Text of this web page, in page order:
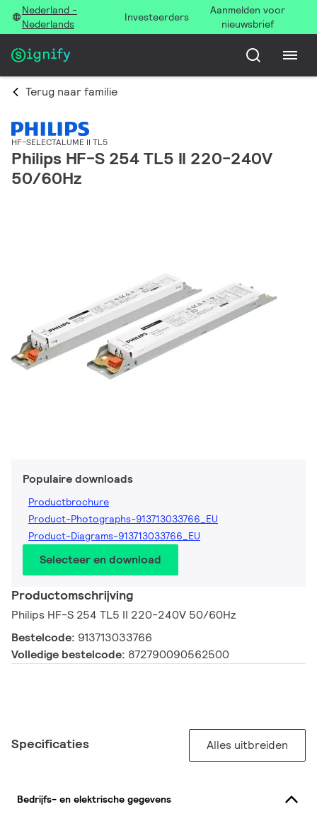
Nederland -
Nederlands
Investeerders
Aanmelden voor
nieuwsbrief
Terug naar familie
HF-SELECTALUME II TL5
Philips HF-S 254 TL5 II 220-240V
50/60Hz
Populaire downloads
Productbrochure
Product-Photographs-913713033766_EU
Product-Diagrams-913713033766_EU
Selecteer en download
Productomschrijving
Philips HF-S 254 TL5 II 220-240V 50/60Hz
Bestelcode: 913713033766
Volledige bestelcode: 872790090562500
Specificaties Alles uitbreiden
Bedrijfs- en elektrische gegevens